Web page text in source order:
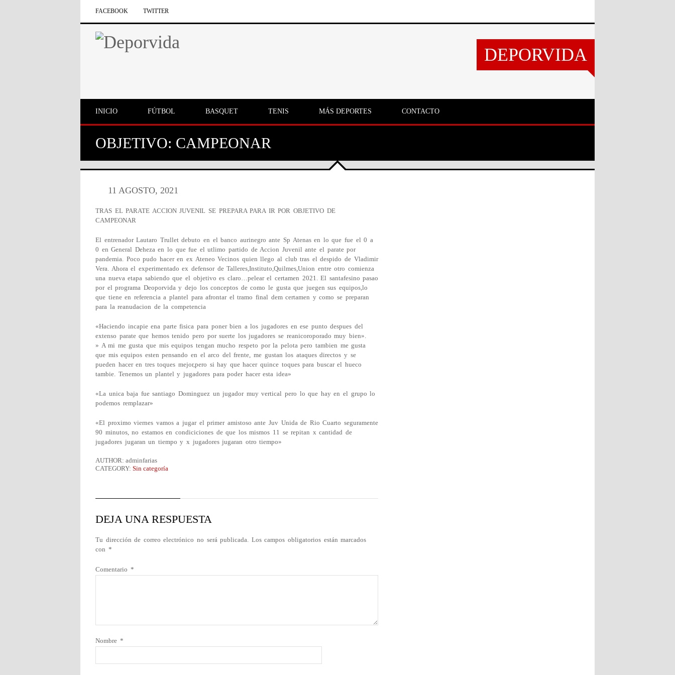
FACEBOOK TWITTER
DEPORVIDA
INICIO FÚTBOL BASQUET TENIS MÁS DEPORTES CONTACTO
OBJETIVO: CAMPEONAR
11 AGOSTO, 2021
TRAS EL PARATE ACCION JUVENIL SE PREPARA PARA IR POR OBJETIVO DE
CAMPEONAR
El entrenador Lautaro Trullet debuto en el banco aurinegro ante Sp Atenas en lo que fue el 0 a
0 en General Deheza en lo que fue el utlimo partido de Accion Juvenil ante el parate por
pandemia. Poco pudo hacer en ex Ateneo Vecinos quien llego al club tras el despido de Vladimir
Vera. Ahora el experimentado ex defensor de Talleres,Instituto,Quilmes,Union entre otro comienza
una nueva etapa sabiendo que el objetivo es claro…pelear el certamen 2021. El santafesino pasao
por el programa Deoporvida y dejo los conceptos de como le gusta que juegen sus equipos,lo
que tiene en referencia a plantel para afrontar el tramo final dem certamen y como se preparan
para la reanudacion de la competencia
«Haciendo incapie ena parte fisica para poner bien a los jugadores en ese punto despues del
extenso parate que hemos tenido pero por suerte los jugadores se reanicoroporado muy bien».
» A mi me gusta que mis equipos tengan mucho respeto por la pelota pero tambien me gusta
que mis equipos esten pensando en el arco del frente, me gustan los ataques directos y se
pueden hacer en tres toques mejor,pero si hay que hacer quince toques para buscar el hueco
tambie. Tenemos un plantel y jugadores para poder hacer esta idea»
«La unica baja fue santiago Dominguez un jugador muy vertical pero lo que hay en el grupo lo
podemos remplazar»
«El proximo viernes vamos a jugar el primer amistoso ante Juv Unida de Rio Cuarto seguramente
90 minutos, no estamos en condiciciones de que los mismos 11 se repitan x cantidad de
jugadores jugaran un tiempo y x jugadores jugaran otro tiempo»
AUTHOR: adminfarias
CATEGORY: Sin categoría
DEJA UNA RESPUESTA
Tu dirección de correo electrónico no será publicada. Los campos obligatorios están marcados
con *
Comentario *
Nombre *